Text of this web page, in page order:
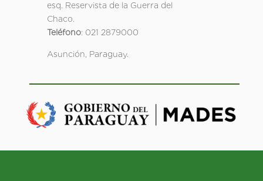
esq. Reservista de la Guerra del
Chaco.
Teléfono: 021 2879000
Asunción, Paraguay.